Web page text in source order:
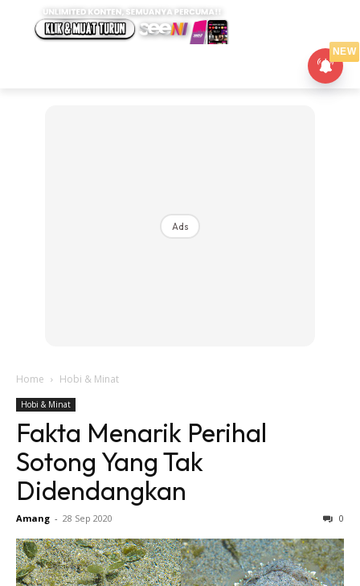
Ads
Home Hobi & Minat
Hobi & Minat
Fakta Menarik Perihal
Sotong Yang Tak
Didendangkan
Amang - 28 Sep 2020 0
NEW